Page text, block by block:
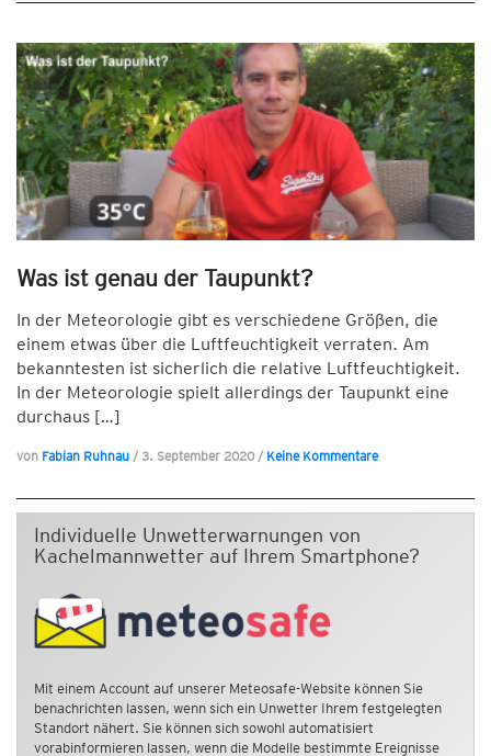
Was ist genau der Taupunkt?
In der Meteorologie gibt es verschiedene Größen, die
einem etwas über die Luftfeuchtigkeit verraten. Am
bekanntesten ist sicherlich die relative Luftfeuchtigkeit.
In der Meteorologie spielt allerdings der Taupunkt eine
durchaus […]
von Fabian Ruhnau / 3. September 2020 / Keine Kommentare
Individuelle Unwetterwarnungen von
Kachelmannwetter auf Ihrem Smartphone?
Mit einem Account auf unserer Meteosafe-Website können Sie
benachrichten lassen, wenn sich ein Unwetter Ihrem festgelegten
Standort nähert. Sie können sich sowohl automatisiert
vorabinformieren lassen, wenn die Modelle bestimmte Ereignisse